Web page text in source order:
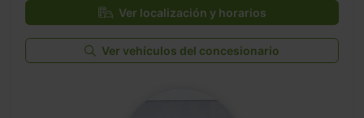
Ver localización y horarios
Ver vehículos del concesionario